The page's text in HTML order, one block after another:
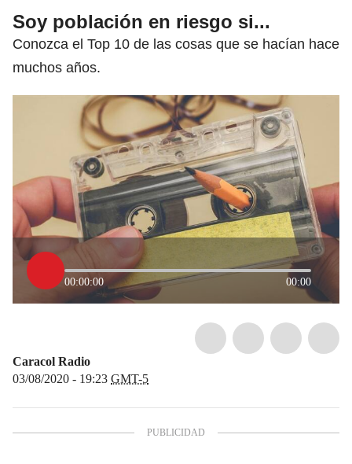
Soy población en riesgo si...
Conozca el Top 10 de las cosas que se hacían hace
muchos años.
00:00:00 00:00
Caracol Radio
03/08/2020 - 19:23 GMT-5